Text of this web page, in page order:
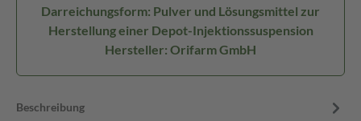
Darreichungsform: Pulver und Lösungsmittel zur
Herstellung einer Depot-Injektionssuspension
Hersteller: Orifarm GmbH
Beschreibung